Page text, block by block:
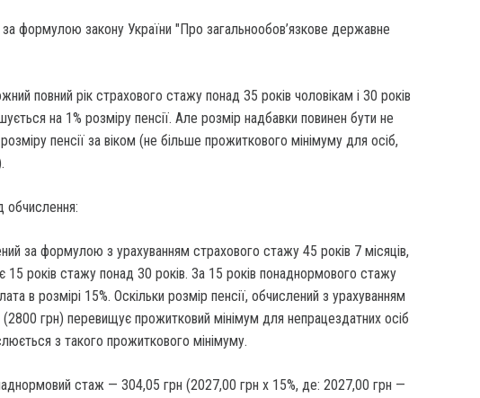
формулою закону України "Про загальнообов’язкове державне
повний рік страхового стажу понад 35 років чоловікам і 30 років
на 1% розміру пенсії. Але розмір надбавки повинен бути не
пенсії за віком (не більше прожиткового мінімуму для осіб,
за формулою з урахуванням страхового стажу 45 років 7 місяців,
15 років стажу понад 30 років. За 15 років понаднормового стажу
в розмірі 15%. Оскільки розмір пенсії, обчислений з урахуванням
(2800 грн) перевищує прожитковий мінімум для непрацездатних осіб
з такого прожиткового мінімуму.
стаж — 304,05 грн (2027,00 грн х 15%, де: 2027,00 грн —